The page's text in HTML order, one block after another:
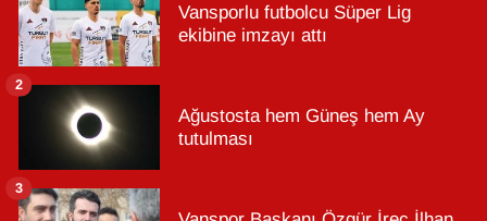
Vansporlu futbolcu Süper Lig
ekibine imzayı attı
Ağustosta hem Güneş hem Ay
tutulması
2
3